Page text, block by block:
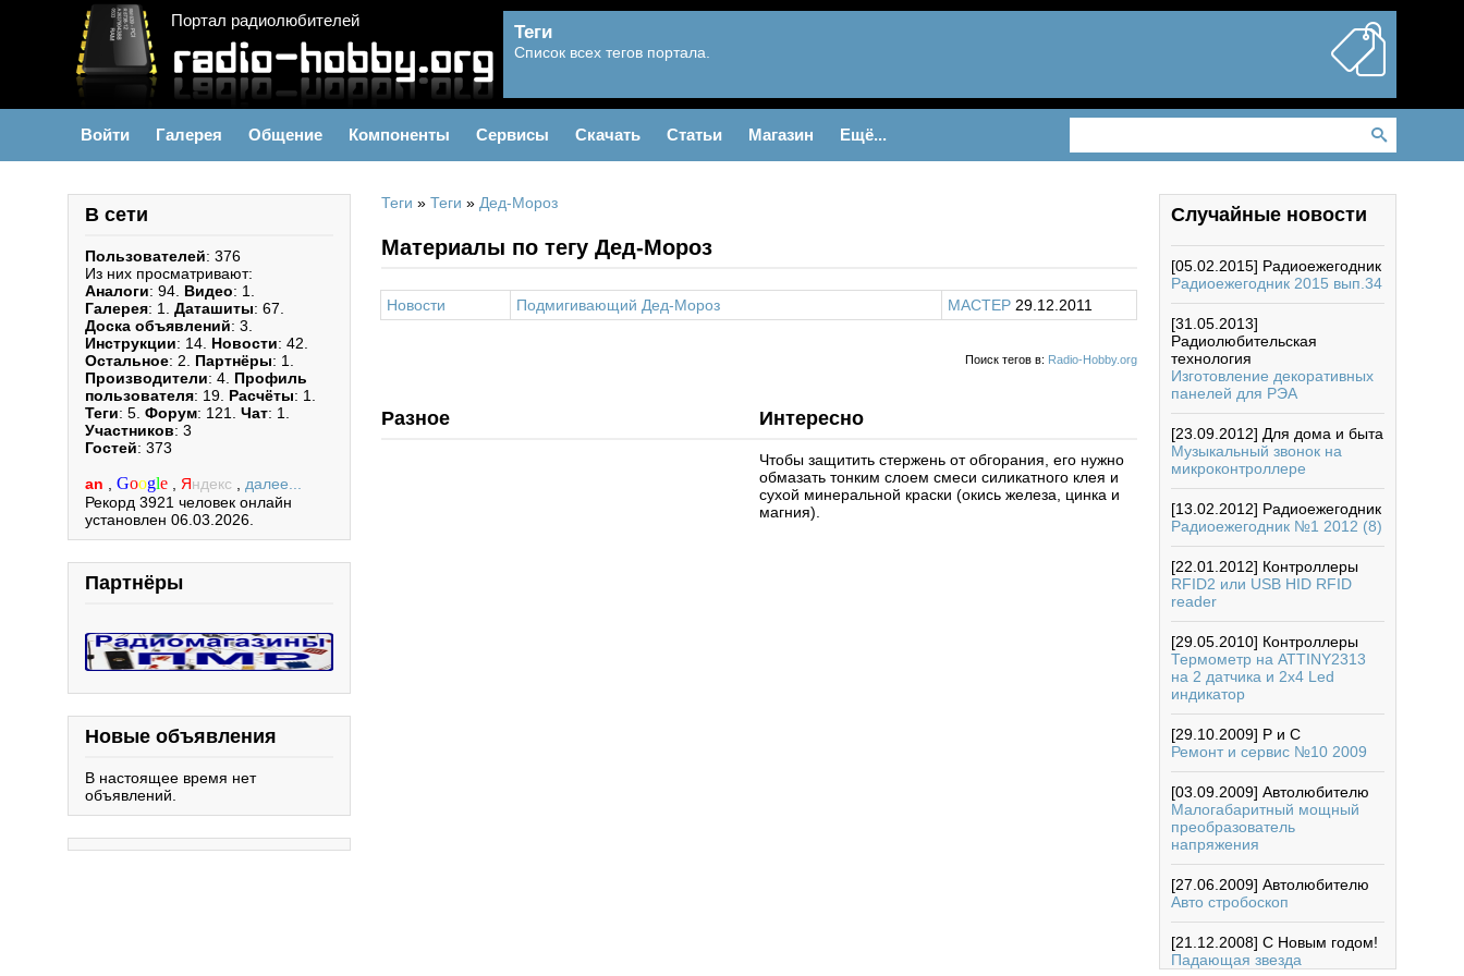
Портал радиолюбителей
Теги
Список всех тегов портала.
Войти Галерея Общение Компоненты Сервисы Скачать Статьи Магазин Ещё...
В сети
Пользователей: 376
Из них просматривают:
Аналоги: 94. Видео: 1.
Галерея: 1. Даташиты: 67.
Доска объявлений: 3.
Инструкции: 14. Новости: 42.
Остальное: 2. Партнёры: 1.
Производители: 4. Профиль
пользователя: 19. Расчёты: 1.
Теги: 5. Форум: 121. Чат: 1.
Участников: 3
Гостей: 373
an Google Яндекс
далее...
Рекорд 3921 человек онлайн
установлен 06.03.2026.
Партнёры
Новые объявления
В настоящее время нет
объявлений.
Теги » Теги » Дед-Мороз
Материалы по тегу Дед-Мороз
Новости Подмигивающий Дед-Мороз MACTEP 29.12.2011
Поиск тегов в: Radio-Hobby.org
Разное Интересно
Чтобы защитить стержень от обгорания, его нужно
обмазать тонким слоем смеси силикатного клея и
сухой минеральной краски (окись железа, цинка и
магния).
Случайные новости
[05.02.2015] Радиоежегодник
Радиоежегодник 2015 вып.34
[31.05.2013]
Радиолюбительская
технология
Изготовление декоративных
панелей для РЭА
[23.09.2012] Для дома и быта
Музыкальный звонок на
микроконтроллере
[13.02.2012] Радиоежегодник
Радиоежегодник №1 2012 (8)
[22.01.2012] Контроллеры
RFID2 или USB HID RFID
reader
[29.05.2010] Контроллеры
Термометр на ATTINY2313
на 2 датчика и 2х4 Led
индикатор
[29.10.2009] Р и С
Ремонт и сервис №10 2009
[03.09.2009] Автолюбителю
Малогабаритный мощный
преобразователь
напряжения
[27.06.2009] Автолюбителю
Авто стробоскоп
[21.12.2008] С Новым годом!
Падающая звезда